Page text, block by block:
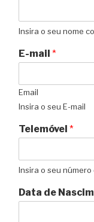
Insira o seu nome
E-mail *
Email
Insira o seu E-mail
Telemóvel *
Insira o seu
Data de